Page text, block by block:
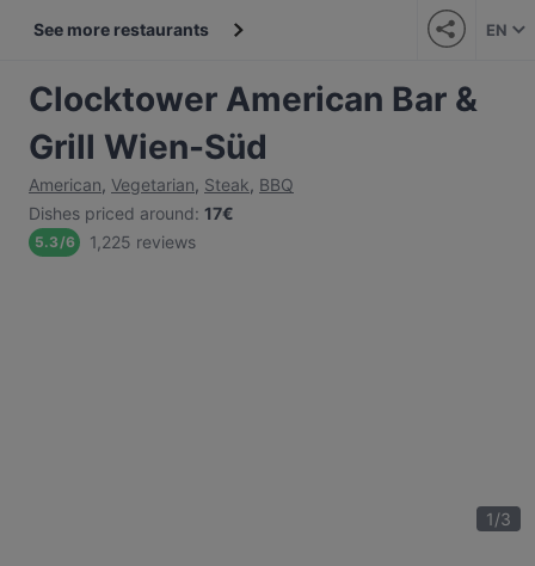
See more restaurants EN
Clocktower American Bar &
Grill Wien-Süd
American, Vegetarian, Steak, BBQ
Dishes priced around: 17€
5.3/6 1,225 reviews
1/3